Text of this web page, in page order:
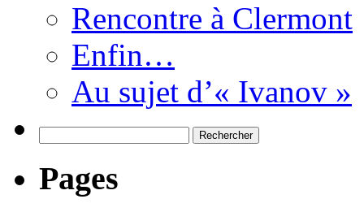
Rencontre à Clermont
Enfin…
Au sujet d’« Ivanov »
Pages